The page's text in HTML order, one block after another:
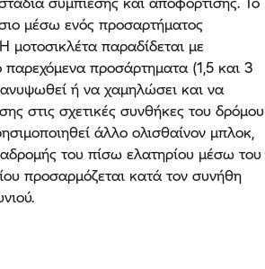
μέσω ενός προσαρτήματος
παραδίδεται με
προσάρτηματα (1,5 και 3
ή να χαμηλώσει και να
στις σχετικές συνθήκες του δρόμου
άλλο ολισθαίνον μπλοκ,
του πίσω ελατηρίου μέσω του
προσαρμόζεται κατά τον συνήθη